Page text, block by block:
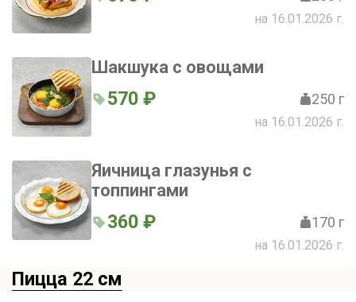
на 16.01.2026 г.
Шакшука с овощами
570 ₽ 250 г
на 16.01.2026 г.
Яичница глазунья с
топпингами
360 ₽ 170 г
на 16.01.2026 г.
Пицца 22 см